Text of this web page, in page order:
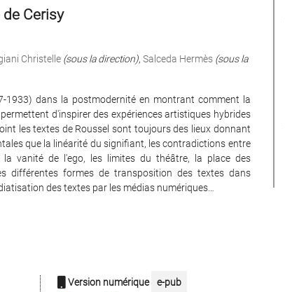
Cerisy
Christelle (sous la direction), Salceda Hermès (sous la
1933) dans la postmodernité en montrant comment la
d'inspirer des expériences artistiques hybrides
les textes de Roussel sont toujours des lieux donnant
que la linéarité du signifiant, les contradictions entre
vanité de l'ego, les limites du théâtre, la place des
différentes formes de transposition des textes dans
des textes par les médias numériques…
Version numérique e-pub